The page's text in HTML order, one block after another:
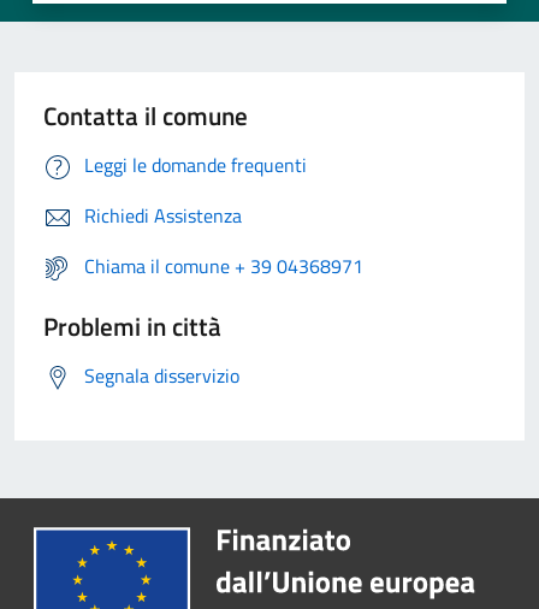
Contatta il comune
Leggi le domande frequenti
Richiedi Assistenza
Chiama il comune + 39 04368971
Problemi in città
Segnala disservizio